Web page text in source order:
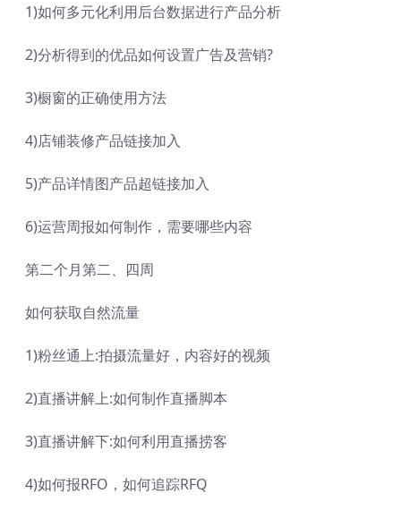
1)如何多元化利用后台数据进行产品分析
2)分析得到的优品如何设置广告及营销?
3)橱窗的正确使用方法
4)店铺装修产品链接加入
5)产品详情图产品超链接加入
6)运营周报如何制作，需要哪些内容
第二个月第二、四周
如何获取自然流量
1)粉丝通上:拍摄流量好，内容好的视频
2)直播讲解上:如何制作直播脚本
3)直播讲解下:如何利用直播捞客
4)如何报RFO，如何追踪RFQ